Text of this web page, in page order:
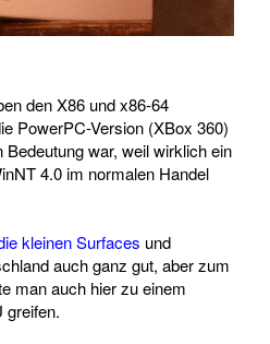
den X86 und x86-64
PowerPC-Version (XBox 360)
Bedeutung war, weil wirklich ein
4.0 im normalen Handel
kleinen Surfaces und
auch ganz gut, aber zum
man auch hier zu einem
greifen.